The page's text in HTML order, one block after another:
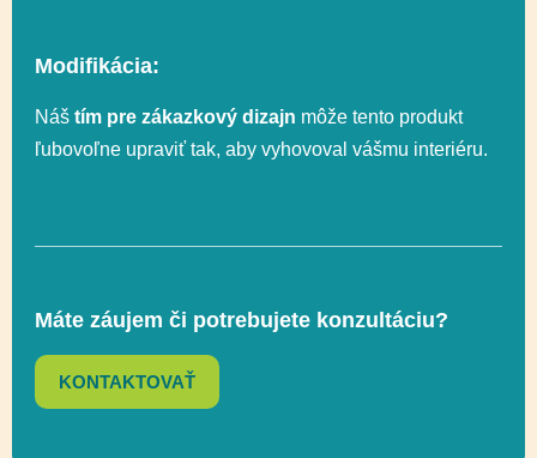
Celková výška 138 cm
Funkčnosť Lezenie, Socializácia
Modifikácia:
Náš tím pre zákazkový dizajn môže tento produkt
ľubovoľne upraviť tak, aby vyhovoval vášmu interiéru.
Máte záujem či potrebujete konzultáciu?
KONTAKTOVAŤ